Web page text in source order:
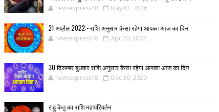
newsexpress18 May 01, 2026
21 अप्रैल 2022:- राशि अनुसार कैसा रहेगा आपका आज का दिन
newsexpress18 Apr 20, 2022
30 दिसम्बर बुधवार राशि अनुसार कैसा रहेगा आपका आज का दिन
newsexpress18 Dec 30, 2020
राहु केतु का राशि महापरिवर्तन